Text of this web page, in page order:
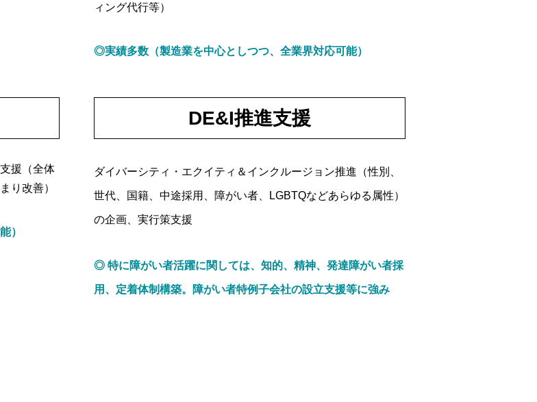
ィング代行等）
◎実績多数（製造業を中心としつつ、全業界対応可能）
援（全体
り改善）
）
DE&I推進支援
ダイバーシティ・エクイティ＆インクルージョン推進（性別、
世代、国籍、中途採用、障がい者、LGBTQなどあらゆる属性）
の企画、実行策支援
◎ 特に障がい者活躍に関しては、知的、精神、発達障がい者採
用、定着体制構築。障がい者特例子会社の設立支援等に強み